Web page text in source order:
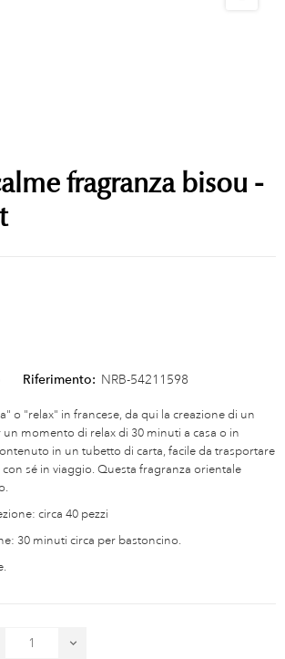
fragranza bisou -
Riferimento: NRB-54211598
o "relax" in francese, da qui la creazione di un
momento di relax di 30 minuti a casa o in
in un tubetto di carta, facile da trasportare
sé in viaggio. Questa fragranza orientale
circa 40 pezzi
30 minuti circa per bastoncino.